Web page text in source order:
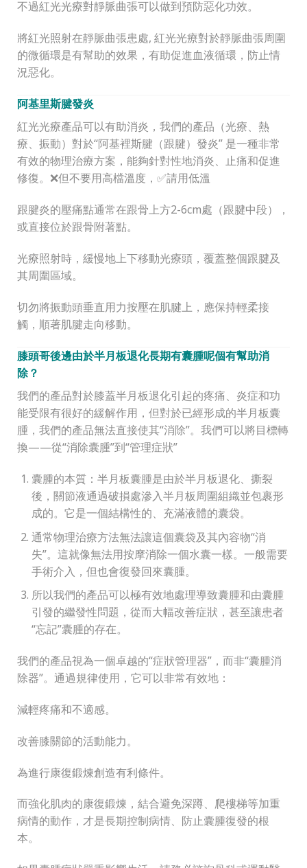
不過紅光光療對靜脈曲張可以做到預防惡化功效。
將紅光照射在靜脈曲張患處, 紅光光療對於靜脈曲張周圍
的微循環是有幫助的效果，有助促進血液循環，防止情
況惡化。
阿基里斯腱發炎
紅光光療產品可以有助消炎，我們的產品（光療、熱
療、振動）對於“阿基裡斯腱（跟腱）發炎” 是一種非常
有效的物理治療方案，能夠針對性地消炎、止痛和促進
修復。❌但不要用高檔溫度，✅請用低溫
跟腱炎的壓痛點通常在跟骨上方2-6cm處（跟腱中段），
或直接位於跟骨附著點。
光療照射時，緩慢地上下移動光療頭，覆蓋整個跟腱及
其周圍區域。
切勿將振動頭垂直用力按壓在肌腱上，應保持輕柔接
觸，順著肌腱走向移動。
膝頭哥後邊由於半月板退化長期有囊腫呢個有幫助消
除？
我們的產品對於膝蓋半月板退化引起的疼痛、炎症和功
能受限有很好的緩解作用，但對於已經形成的半月板囊
腫，我們的產品無法直接使其“消除”。我們可以將目標轉
換——從“消除囊腫”到“管理症狀”
囊腫的本質：半月板囊腫是由於半月板退化、撕裂
後，關節液通過破損處滲入半月板周圍組織並包裹形
成的。它是一個結構性的、充滿液體的囊袋。
通常物理治療方法無法讓這個囊袋及其內容物“消
失”。這就像無法用按摩消除一個水囊一樣。一般需要
手術介入，但也會復發回來囊腫。
所以我們的產品可以極有效地處理導致囊腫和由囊腫
引發的繼發性問題，從而大幅改善症狀，甚至讓患者
“忘記”囊腫的存在。
我們的產品視為一個卓越的“症狀管理器”，而非“囊腫消
除器”。通過規律使用，它可以非常有效地：
減輕疼痛和不適感。
改善膝關節的活動能力。
為進行康復鍛煉創造有利條件。
而強化肌肉的康復鍛煉，結合避免深蹲、爬樓梯等加重
病情的動作，才是長期控制病情、防止囊腫復發的根
本。